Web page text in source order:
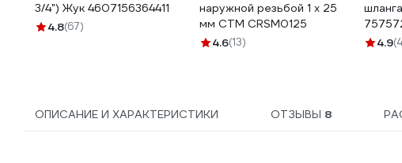
3/4") Жук 4607156364411
4.8(67)
наружной резьбой 1 х 25
мм СТМ CRSM0125
4.6(13)
4.9
ОПИСАНИЕ И ХАРАКТЕРИСТИКИ ОТЗЫВЫ 8